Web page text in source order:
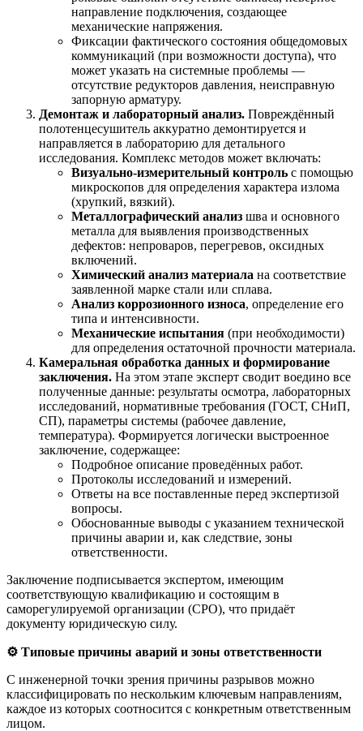
направление подключения, создающее
механические напряжения.
Фиксации фактического состояния общедомовых
коммуникаций (при возможности доступа), что
может указать на системные проблемы —
отсутствие редукторов давления, неисправную
запорную арматуру.
Демонтаж и лабораторный анализ. Повреждённый
полотенцесушитель аккуратно демонтируется и
направляется в лабораторию для детального
исследования. Комплекс методов может включать:
Визуально-измерительный контроль с помощью
микроскопов для определения характера излома
(хрупкий, вязкий).
Металлографический анализ шва и основного
металла для выявления производственных
дефектов: непроваров, перегревов, оксидных
включений.
Химический анализ материала на соответствие
заявленной марке стали или сплава.
Анализ коррозионного износа, определение его
типа и интенсивности.
Механические испытания (при необходимости)
для определения остаточной прочности материала.
Камеральная обработка данных и формирование
заключения. На этом этапе эксперт сводит воедино все
полученные данные: результаты осмотра, лабораторных
исследований, нормативные требования (ГОСТ, СНиП,
СП), параметры системы (рабочее давление,
температура). Формируется логически выстроенное
заключение, содержащее:
Подробное описание проведённых работ.
Протоколы исследований и измерений.
Ответы на все поставленные перед экспертизой
вопросы.
Обоснованные выводы с указанием технической
причины аварии и, как следствие, зоны
ответственности.
Заключение подписывается экспертом, имеющим
соответствующую квалификацию и состоящим в
саморегулируемой организации (СРО), что придаёт
документу юридическую силу.
⚙️ Типовые причины аварий и зоны ответственности
С инженерной точки зрения причины разрывов можно
классифицировать по нескольким ключевым направлениям,
каждое из которых соотносится с конкретным ответственным
лицом.